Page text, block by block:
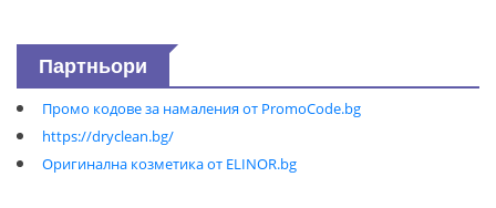
Партньори
Промо кодове за намаления от PromoCode.bg
https://dryclean.bg/
Оригинална козметика от ELINOR.bg